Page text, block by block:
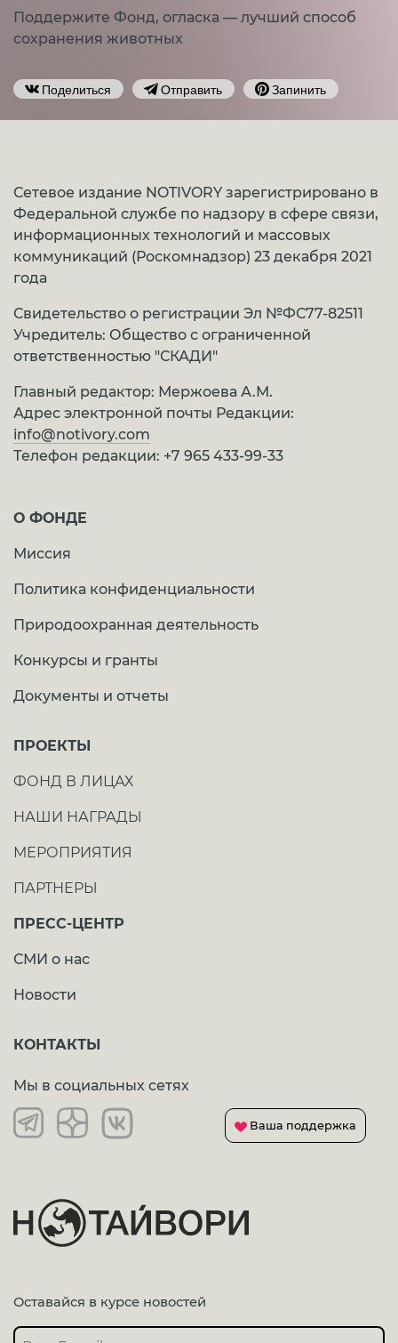
Поддержите Фонд, огласка — лучший способ
сохранения животных
Поделиться Отправить Запинить
Сетевое издание NOTIVORY зарегистрировано в
Федеральной службе по надзору в сфере связи,
информационных технологий и массовых
коммуникаций (Роскомнадзор) 23 декабря 2021
года
Свидетельство о регистрации Эл №ФС77-82511
Учредитель: Общество с ограниченной
ответственностью "СКАДИ"
Главный редактор: Мержоева А.М.
Адрес электронной почты Редакции:
info@notivory.com
Телефон редакции: +7 965 433-99-33
О ФОНДЕ
Миссия
Политика конфиденциальности
Природоохранная деятельность
Конкурсы и гранты
Документы и отчеты
ПРОЕКТЫ
ФОНД В ЛИЦАХ
НАШИ НАГРАДЫ
МЕРОПРИЯТИЯ
ПАРТНЕРЫ
ПРЕСС-ЦЕНТР
СМИ о нас
Новости
КОНТАКТЫ
Мы в социальных сетях
Ваша поддержка
Оставайся в курсе новостей